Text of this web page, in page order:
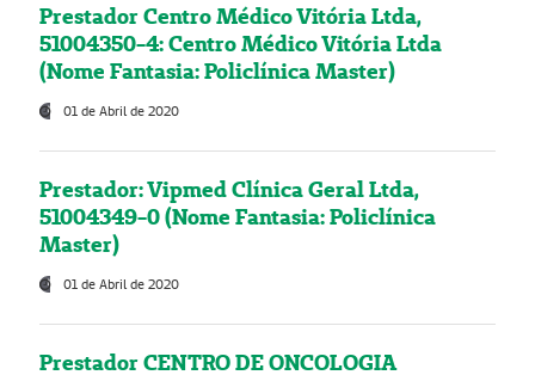
Prestador Centro Médico Vitória Ltda,
51004350-4: Centro Médico Vitória Ltda
(Nome Fantasia: Policlínica Master)
01 de Abril de 2020
Prestador: Vipmed Clínica Geral Ltda,
51004349-0 (Nome Fantasia: Policlínica
Master)
01 de Abril de 2020
Prestador CENTRO DE ONCOLOGIA